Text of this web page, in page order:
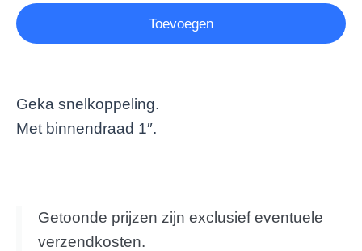
Toevoegen
Geka snelkoppeling.
Met binnendraad 1″.
Getoonde prijzen zijn exclusief eventuele
verzendkosten.